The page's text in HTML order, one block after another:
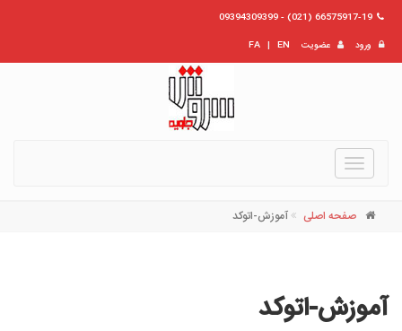
66575917-19 (021) - 09394309399
ورود
عضویت EN
|
FA
Toggle
navigation
صفحه اصلی آموزش-اتوکد
آموزش-اتوکد